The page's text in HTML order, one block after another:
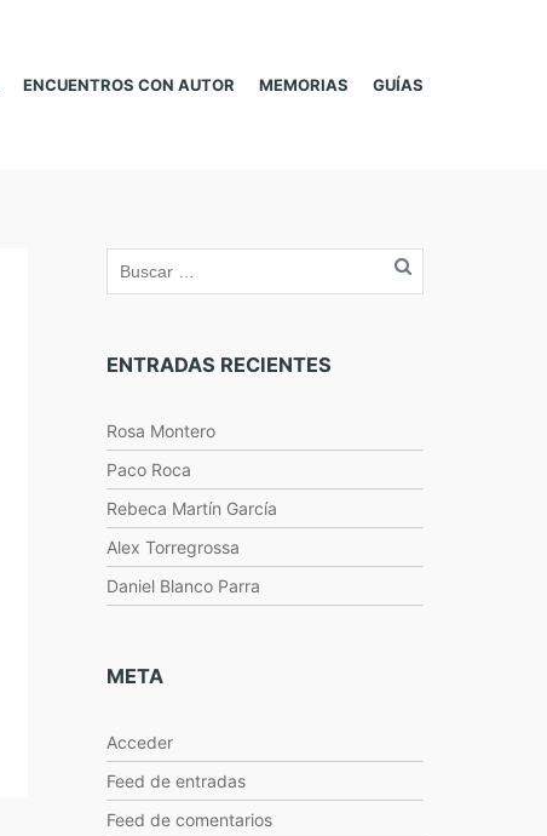
ENCUENTROS CON AUTOR MEMORIAS GUÍAS
ENTRADAS RECIENTES
Rosa Montero
Paco Roca
Rebeca Martín García
Alex Torregrossa
Daniel Blanco Parra
META
Acceder
Feed de entradas
Feed de comentarios